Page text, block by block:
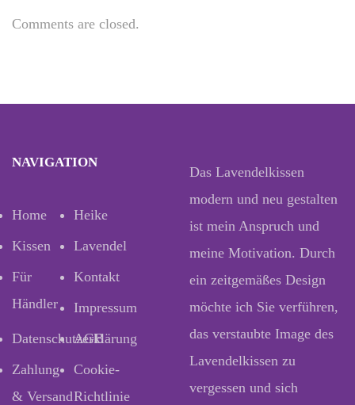
Comments are closed.
NAVIGATION
Home
Heike
Kissen
Lavendel
Für
Händler
Kontakt
Impressum
Datenschutzerklärung
AGB
Zahlung
& Versand
Cookie-
Richtlinie
Das Lavendelkissen
modern und neu gestalten
ist mein Anspruch und
meine Motivation. Durch
ein zeitgemäßes Design
möchte ich Sie verführen,
das verstaubte Image des
Lavendelkissen zu
vergessen und sich